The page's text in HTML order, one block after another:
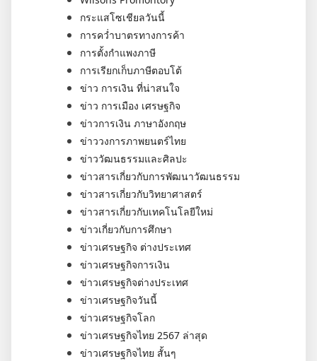
กระแสโซเชียลวันนี้
การคว่ำบาตรทางการค้า
การตั้งกำแพงภาษี
การเรียกเก็บภาษีตอบโต้
ข่าว การเงิน ที่น่าสนใจ
ข่าว การเมือง เศรษฐกิจ
ข่าวการเงิน ภาษาอังกฤษ
ข่าววงการภาพยนตร์ไทย
ข่าววัฒนธรรมและศิลปะ
ข่าวสารเกี่ยวกับการพัฒนาวัฒนธรรม
ข่าวสารเกี่ยวกับวิทยาศาสตร์
ข่าวสารเกี่ยวกับเทคโนโลยีใหม่
ข่าวเกี่ยวกับการศึกษา
ข่าวเศรษฐกิจ ต่างประเทศ
ข่าวเศรษฐกิจการเงิน
ข่าวเศรษฐกิจต่างประเทศ
ข่าวเศรษฐกิจวันนี้
ข่าวเศรษฐกิจโลก
ข่าวเศรษฐกิจไทย 2567 ล่าสุด
ข่าวเศรษฐกิจไทย สั้นๆ